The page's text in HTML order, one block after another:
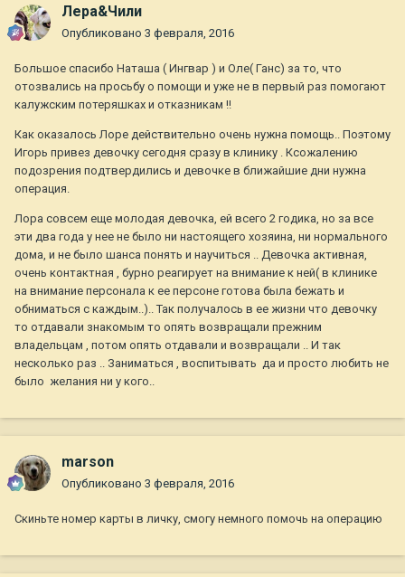
Лера&Чили
Опубликовано 3 февраля, 2016
Большое спасибо Наташа ( Ингвар ) и Оле( Ганс) за то, что
отозвались на просьбу о помощи и уже не в первый раз помогают
калужским потеряшках и отказникам !!
Как оказалось Лоре действительно очень нужна помощь.. Поэтому
Игорь привез девочку сегодня сразу в клинику . Ксожалению
подозрения подтвердились и девочке в ближайшие дни нужна
операция.
Лора совсем еще молодая девочка, ей всего 2 годика, но за все
эти два года у нее не было ни настоящего хозяина, ни нормального
дома, и не было шанса понять и научиться .. Девочка активная,
очень контактная , бурно реагирует на внимание к ней( в клинике
на внимание персонала к ее персоне готова была бежать и
обниматься с каждым..).. Так получалось в ее жизни что девочку
то отдавали знакомым то опять возвращали прежним
владельцам , потом опять отдавали и возвращали .. И так
несколько раз .. Заниматься , воспитывать да и просто любить не
было желания ни у кого..
marson
Опубликовано 3 февраля, 2016
Скиньте номер карты в личку, смогу немного помочь на операцию